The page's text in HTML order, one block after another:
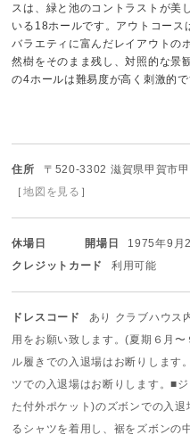
スは、緑と池のコントラストが美
いる18ホールです。アウトコース
バラエティに富んだレイアウトの
然樹をそのまま残し、対照的な景
の4ホールは難易度が高く刺激的で
住所
〒520-3302 滋賀県甲賀市
［地図を見る ］
休場日 開場日
1975年9月
クレジットカード
利用可能
ドレスコード
あり クラブハウス
用をお願い致します。(夏期６月〜
ル履きでの入退場はお断りします。
ツでの入退場はお断りします。■
た付外ポケット)のズボンでの入退
るシャツを着用し、裾をズボンの